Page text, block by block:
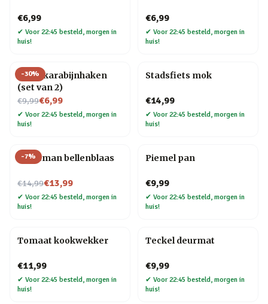
€6,99
✔ Voor 22:45 besteld, morgen in
huis!
€6,99
✔ Voor 22:45 besteld, morgen in
huis!
-30%
Hond karabijnhaken
(set van 2)
€9,99
Nu voor€6,99
✔ Voor 22:45 besteld, morgen in
huis!
Stadsfiets mok
€14,99
✔ Voor 22:45 besteld, morgen in
huis!
-7%
Kerstman bellenblaas
€14,99
Nu voor€13,99
✔ Voor 22:45 besteld, morgen in
huis!
Piemel pan
€9,99
✔ Voor 22:45 besteld, morgen in
huis!
Tomaat kookwekker
€11,99
✔ Voor 22:45 besteld, morgen in
huis!
Teckel deurmat
€9,99
✔ Voor 22:45 besteld, morgen in
huis!